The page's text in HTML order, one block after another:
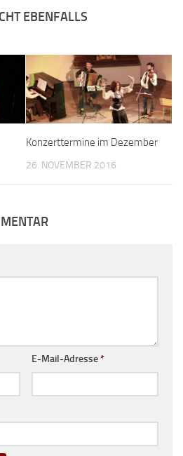
EBENFALLS
Konzerttermine im Dezember
26. NOVEMBER 2016
E-Mail-Adresse*